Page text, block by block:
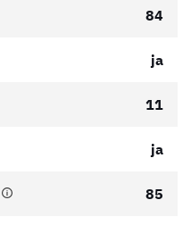
84
ja
11
ja
85